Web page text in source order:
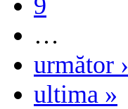
…
următor ›
ultima »